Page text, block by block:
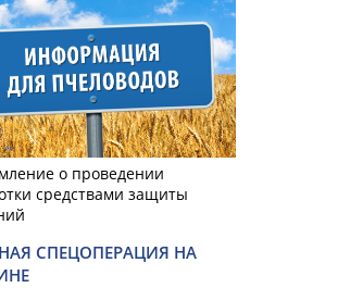
о проведении
средствами защиты
СПЕЦОПЕРАЦИЯ НА